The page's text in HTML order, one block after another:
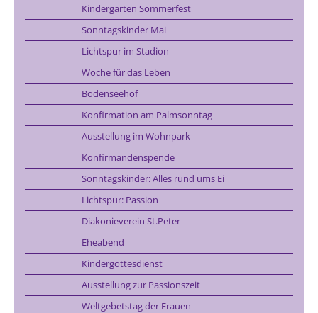
Kindergarten Sommerfest
Sonntagskinder Mai
Lichtspur im Stadion
Woche für das Leben
Bodenseehof
Konfirmation am Palmsonntag
Ausstellung im Wohnpark
Konfirmandenspende
Sonntagskinder: Alles rund ums Ei
Lichtspur: Passion
Diakonieverein St.Peter
Eheabend
Kindergottesdienst
Ausstellung zur Passionszeit
Weltgebetstag der Frauen